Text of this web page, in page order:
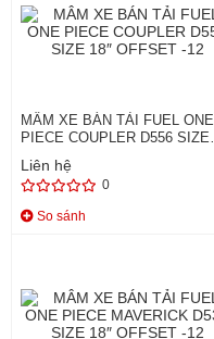
MÂM XE BÁN TẢI FUEL ONE
PIECE COUPLER D556 SIZE
Liên hệ
0
So sánh